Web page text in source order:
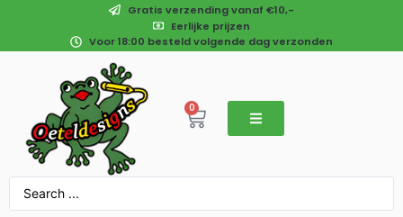
Gratis verzending vanaf €10,-
Eerlijke prijzen
Voor 18:00 besteld volgende dag verzonden
0